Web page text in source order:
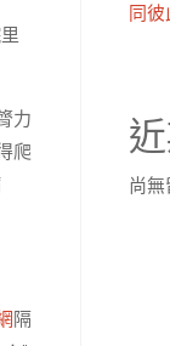
力
爬
隔
同彼
尚無